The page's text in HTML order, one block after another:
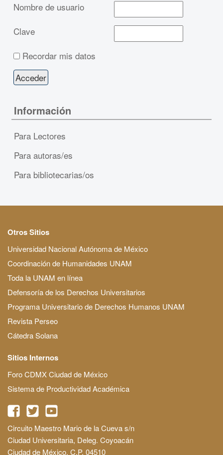
Nombre de usuario
Clave
Recordar mis datos
Información
Para Lectores
Para autoras/es
Para bibliotecarias/os
Otros Sitios
Universidad Nacional Autónoma de México
Coordinación de Humanidades UNAM
Toda la UNAM en línea
Defensoría de los Derechos Universitarios
Programa Universitario de Derechos Humanos UNAM
Revista Perseo
Cátedra Solana
Sitios Internos
Foro CDMX Ciudad de México
Sistema de Productividad Académica
Circuito Maestro Mario de la Cueva s/n
Ciudad Universitaria, Deleg. Coyoacán
Ciudad de México, C.P. 04510